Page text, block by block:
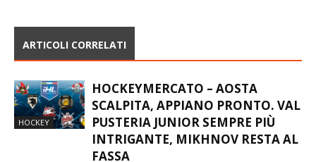
ARTICOLI CORRELATI
HOCKEYMERCATO – AOSTA
SCALPITA, APPIANO PRONTO. VAL
PUSTERIA JUNIOR SEMPRE PIÙ
INTRIGANTE, MIKHNOV RESTA AL